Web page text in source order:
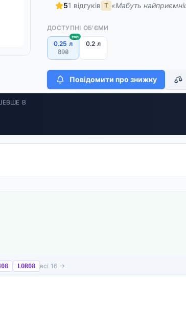
51 відгуків Т
ДОСТУПНІ ОБ'ЄМИ
0.25 л
89₴
топ
0.2 л
Повідомити про знижку
В
LOR08 всі 16 →